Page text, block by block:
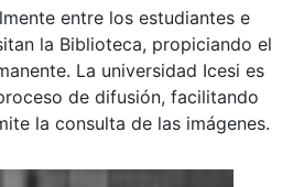
entre los estudiantes e
la Biblioteca, propiciando el
La universidad Icesi es
de difusión, facilitando
la consulta de las imágenes.